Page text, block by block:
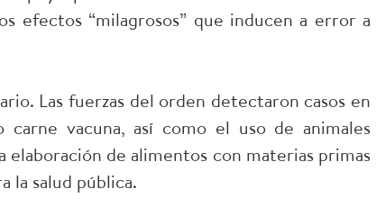
efectos “milagrosos” que inducen a error a
Las fuerzas del orden detectaron casos en
vacuna, así como el uso de animales
de alimentos con materias primas
la salud pública.